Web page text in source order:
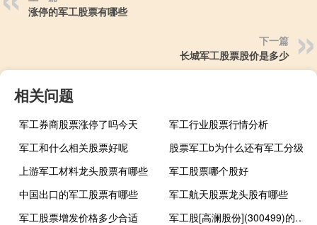
涨停的军工股票有哪些
下一篇
长城军工股票股价是多少
相关问题
军工券商股票涨停了吗今天
军工行业股票行情分析
军工和什么相关股票好呢
股票军工b为什么还有军工分级
上游军工材料龙头股票有哪些
军工股票哪个股好
中国出口的军工股票有哪些
军工航天股票龙头股有哪些
军工股票增发价格多少合适
军工股[高澜股份](300499)的公司详细资料